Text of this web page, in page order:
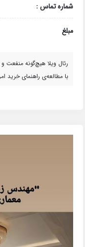
شماره تماس :
مبلغ
رئال ویلا هیچ‌گونه منفعت و
با مطالعه‌ی راهنمای خرید